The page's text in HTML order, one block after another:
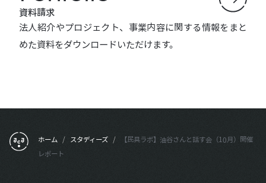
資料請求
法人紹介やプロジェクト、事業内容に関する情報をまと
めた資料をダウンロードいただけます。
ホーム / スタディーズ /
【民具ラボ】油谷さんと話す会（10月）開催
レポート